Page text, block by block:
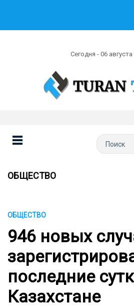
Сегодня - 06 августа
ОБЩЕСТВО
ОБЩЕСТВО
946 новых
последние
Казахстане